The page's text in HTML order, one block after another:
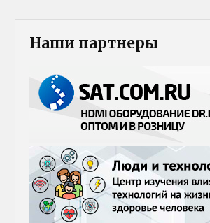
Наши партнеры